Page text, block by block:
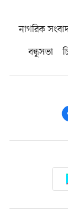
নাগরিক
বন্ধুসভা